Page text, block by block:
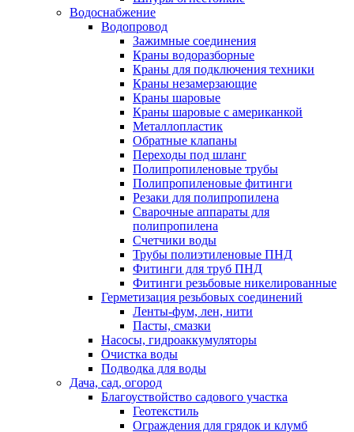
Водоснабжение
Водопровод
Зажимные соединения
Краны водоразборные
Краны для подключения техники
Краны незамерзающие
Краны шаровые
Краны шаровые с американкой
Металлопластик
Обратные клапаны
Переходы под шланг
Полипропиленовые трубы
Полипропиленовые фитинги
Резаки для полипропилена
Сварочные аппараты для
полипропилена
Счетчики воды
Трубы полиэтиленовые ПНД
Фитинги для труб ПНД
Фитинги резьбовые никелированные
Герметизация резьбовых соединений
Ленты-фум, лен, нити
Пасты, смазки
Насосы, гидроаккумуляторы
Очистка воды
Подводка для воды
Дача, сад, огород
Благоуствойство садового участка
Геотекстиль
Ограждения для грядок и клумб